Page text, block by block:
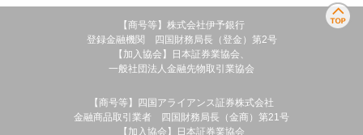
【商号等】株式会社伊予銀行
登録金融機関 四国財務局長（登金）第2号
【加入協会】日本証券業協会、
一般社団法人金融先物取引業協会
【商号等】四国アライアンス証券株式会社
金融商品取引業者 四国財務局長（金商）第21号
【加入協会】日本証券業協会